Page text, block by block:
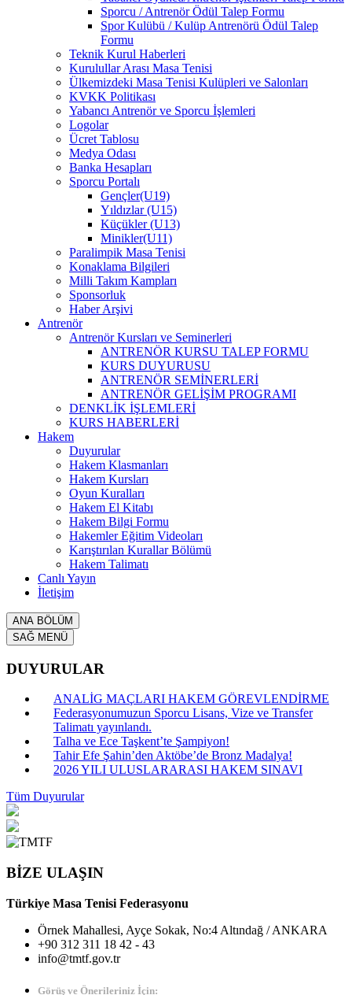
Sporcu / Antrenör Ödül Talep Formu
Spor Kulübü / Kulüp Antrenörü Ödül Talep
Formu
Teknik Kurul Haberleri
Kurulullar Arası Masa Tenisi
Ülkemizdeki Masa Tenisi Kulüpleri ve Salonları
KVKK Politikası
Yabancı Antrenör ve Sporcu İşlemleri
Logolar
Ücret Tablosu
Medya Odası
Banka Hesapları
Sporcu Portalı
Gençler(U19)
Yıldızlar (U15)
Küçükler (U13)
Minikler(U11)
Paralimpik Masa Tenisi
Konaklama Bilgileri
Milli Takım Kampları
Sponsorluk
Haber Arşivi
Antrenör
Antrenör Kursları ve Seminerleri
ANTRENÖR KURSU TALEP FORMU
KURS DUYURUSU
ANTRENÖR SEMİNERLERİ
ANTRENÖR GELİŞİM PROGRAMI
DENKLİK İŞLEMLERİ
KURS HABERLERİ
Hakem
Duyurular
Hakem Klasmanları
Hakem Kursları
Oyun Kuralları
Hakem El Kitabı
Hakem Bilgi Formu
Hakemler Eğitim Videoları
Karıştırılan Kurallar Bölümü
Hakem Talimatı
Canlı Yayın
İletişim
ANA BÖLÜM
SAĞ MENÜ
DUYURULAR
ANALİG MAÇLARI HAKEM GÖREVLENDİRME
Federasyonumuzun Sporcu Lisans, Vize ve Transfer
Talimatı yayınlandı.
Talha ve Ece Taşkent’te Şampiyon!
Tahir Efe Şahin’den Aktöbe’de Bronz Madalya!
2026 YILI ULUSLARARASI HAKEM SINAVI
Tüm Duyurular
BİZE ULAŞIN
Türkiye Masa Tenisi Federasyonu
Örnek Mahallesi, Ayçe Sokak, No:4 Altındağ / ANKARA
+90 312 311 18 42 - 43
info@tmtf.gov.tr
Görüş ve Önerileriniz İçin: